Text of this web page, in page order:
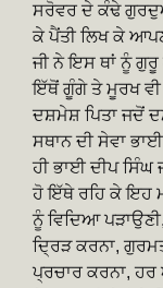
ਸਰੋਵਰ ਦੇ ਕੰਢੇ
ਕੇ ਪੈਂਤੀ ਲਿਖ ਕੇ
ਜੀ ਨੇ ਇਸ ਥਾਂ ਨੂੰ ਗੁਰੂ
ਇੱਥੋਂ ਗੂੰਗੇ ਤੇ ਮੂਰਖ ਵੀ
ਦਸ਼ਮੇਸ਼ ਪਿਤਾ ਜਦੋਂ
ਸਥਾਨ ਦੀ ਸੇਵਾ
ਹੀ ਭਾਈ ਦੀਪ
ਹੋ ਇੱਥੇ ਰਹਿ ਕੇ ਇਹ
ਨੂੰ ਵਿਦਿਆ
ਦ੍ਰਿੜ ਕਰਨਾ,
ਪ੍ਰਚਾਰ ਕਰਨਾ, ਹਰ